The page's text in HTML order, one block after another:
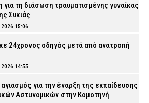
για τη διάσωση τραυματισμένης γυναίκας
Συκιάς
15:06
24χρονος οδηγός μετά από ανατροπή
14:55
για την έναρξη της εκπαίδευσης
Αστυνομικών στην Κομοτηνή